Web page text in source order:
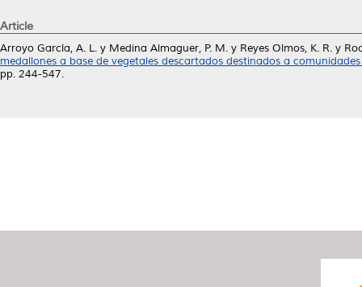
Article
Arroyo García, A. L. y Medina Almaguer, P. M. y Reyes Olmos, K. R. y
medallones a base de vegetales descartados destinados a
pp. 244-547.